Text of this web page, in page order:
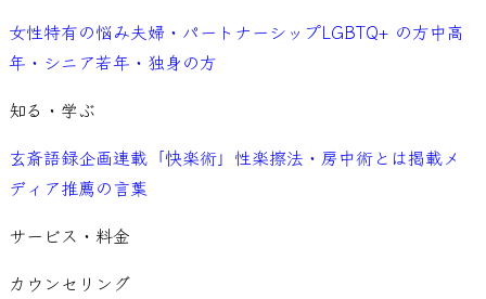
女性特有の悩み夫婦・パートナーシップLGBTQ+ の方中高
年・シニア若年・独身の方
知る・学ぶ
玄斎語録企画連載「快楽術」 性楽擦法・房中術とは掲載メ
ディア推薦の言葉
サービス・料金
カウンセリング